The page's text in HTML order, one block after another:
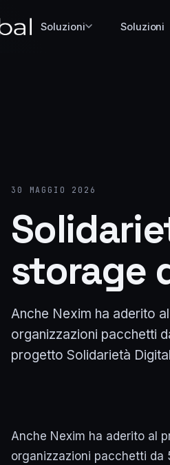
Soluzioni Soluzioni
30 MAGGIO 2026
storage
Anche Nexim ha aderito
organizzazioni pacchetti
progetto Solidarietà
Anche Nexim ha aderito al
organizzazioni pacchetti da